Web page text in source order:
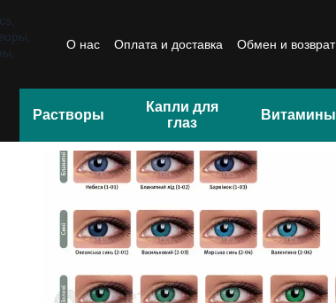
О нас Оплата и доставка Обмен и возврат
Растворы
Капли для
глаз
Витамины